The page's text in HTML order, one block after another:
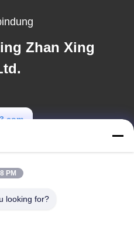
Zhan Xing
PM
looking for?